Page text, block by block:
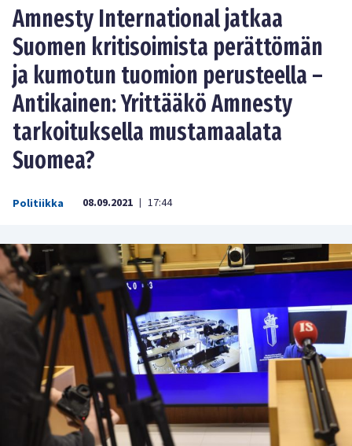
Amnesty International jatkaa
Suomen kritisoimista perättömän
ja kumotun tuomion perusteella –
Antikainen: Yrittääkö Amnesty
tarkoituksella mustamaalata
Suomea?
Politiikka 08.09.2021 | 17:44